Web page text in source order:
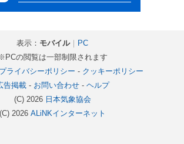
表示： モバイル｜
PC
の閲覧は一部制限されます
プライバシーポリシー - クッキーポリシー
告掲載- お問い合わせ- ヘルプ
(C) 2026 日本気象協会
(C) 2026 ALiNKインターネット